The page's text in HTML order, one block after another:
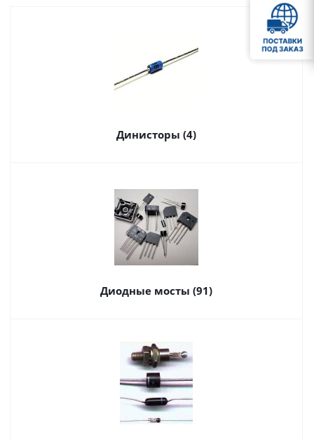
Динисторы (4)
Диодные мосты (91)